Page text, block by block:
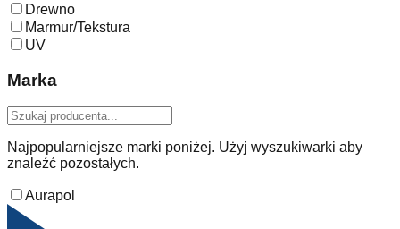
Drewno
Marmur/Tekstura
UV
Marka
Najpopularniejsze marki poniżej. Użyj wyszukiwarki aby
znaleźć pozostałych.
Aurapol